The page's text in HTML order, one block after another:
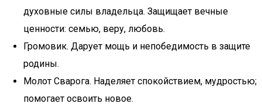
духовные силы владельца. Защищает вечные
ценности: семью, веру, любовь.
Громовик. Дарует мощь и непобедимость в защите
родины.
Молот Сварога. Наделяет спокойствием, мудростью;
помогает освоить новое.